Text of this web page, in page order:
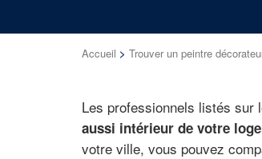
Accueil > Trouver un peintre
Les professionnels listés sur
aussi intérieur de votre
votre ville, vous pouvez